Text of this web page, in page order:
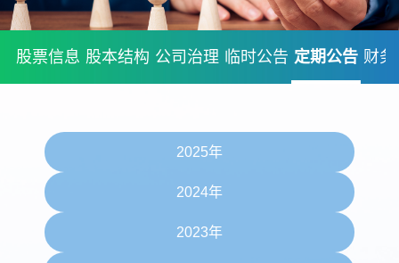
股票信息 股本结构 公司治理 临时公告 定期公告 财
2025年
2024年
2023年